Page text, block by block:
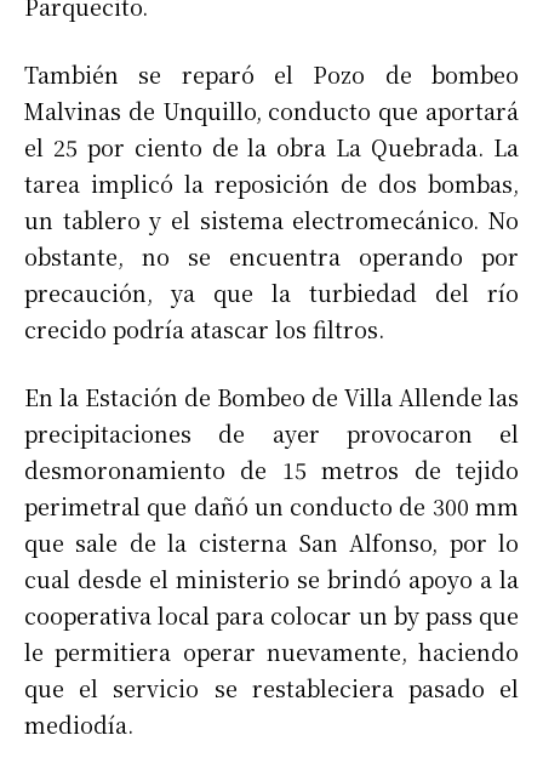
Parquecito.
También se reparó el Pozo de bombeo
Malvinas de Unquillo, conducto que aportará
el 25 por ciento de la obra La Quebrada. La
tarea implicó la reposición de dos bombas,
un tablero y el sistema electromecánico. No
obstante, no se encuentra operando por
precaución, ya que la turbiedad del río
crecido podría atascar los filtros.
En la Estación de Bombeo de Villa Allende las
precipitaciones de ayer provocaron el
desmoronamiento de 15 metros de tejido
perimetral que dañó un conducto de 300 mm
que sale de la cisterna San Alfonso, por lo
cual desde el ministerio se brindó apoyo a la
cooperativa local para colocar un by pass que
le permitiera operar nuevamente, haciendo
que el servicio se restableciera pasado el
mediodía.